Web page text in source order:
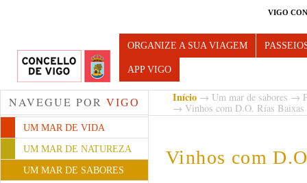
VIGO
Turismo de Vigo
ORGANIZE A SUA VIAGEM
APP VIGO
NAVEGUE POR VIGO
UM MAR DE VIDA
UM MAR DE NATUREZA
UM MAR DE SABORES
Início → Um mar de sabores →
→ Vinhos com D.O. Rías Baixas
Vinhos com